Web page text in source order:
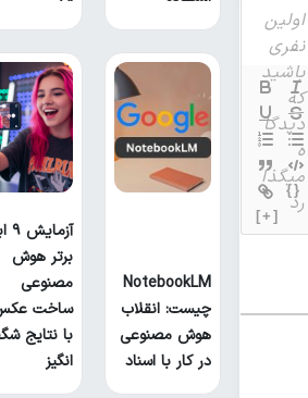
{}
[+]
NotebookLM
چیست: انقلاب
هوش مصنوعی
در کار با اسناد
برتر هوش
مصنوعی
ساخت
با نتایج
انگیز